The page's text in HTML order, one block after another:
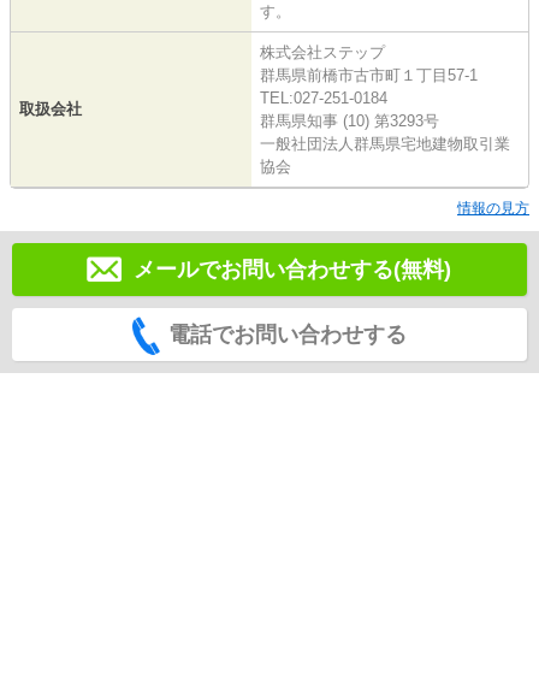
す。
取扱会社
株式会社ステップ
群馬県前橋市古市町１丁目57-1
TEL:027-251-0184
群馬県知事 (10) 第3293号
一般社団法人群馬県宅地建物取引業
協会
情報の見方
メールでお問い合わせする(無料)
電話でお問い合わせする